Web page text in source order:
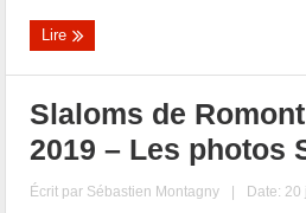
Lire
Slaloms de
2019 – Les photos
Écrit par Sébastien Montagny | Date: 20